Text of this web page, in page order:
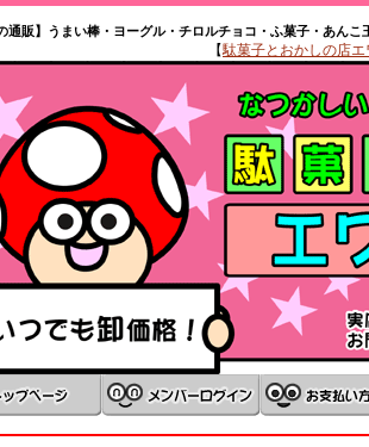
通販】うまい棒・ヨーグル・チロルチョコ・ふ菓子・あん
【駄菓子とおかしの店エ